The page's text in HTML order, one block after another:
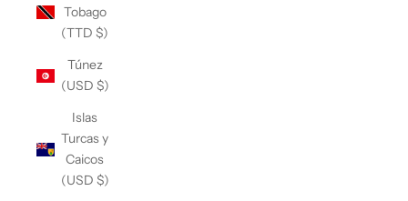
Tobago
(TTD $)
Túnez
(USD $)
Islas
Turcas y
Caicos
(USD $)